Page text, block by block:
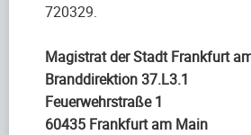
720329.
Magistrat der Stadt Frankfurt
Branddirektion 37.L3.1
Feuerwehrstraße 1
60435 Frankfurt am Main